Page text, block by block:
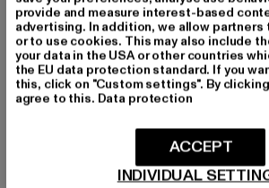
ANMELDEN
Informationen dazu, wie DefShop mit Deinen
in unserer Datenschutzerklärung. Du kannst
abmelden.Datenschutzerklärung lesen.
provide and measure interest-based
advertising. In addition, we allow
or to use cookies. This may also include
your data in the USA or other countries
the EU data protection standard. If you
this, click on "Custom settings". By
agree to this. Data protection
INDIVIDUAL
ACCEPT